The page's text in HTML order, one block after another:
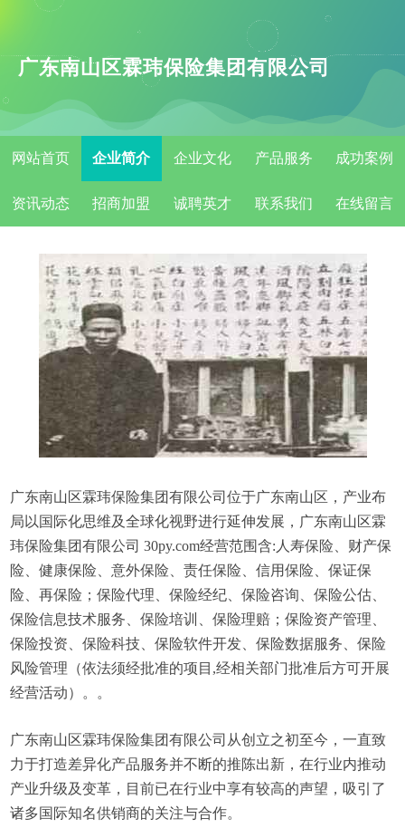
广东南山区霖玮保险集团有限公司
网站首页 企业简介 企业文化 产品服务 成功案例
资讯动态 招商加盟 诚聘英才 联系我们 在线留言
广东南山区霖玮保险集团有限公司位于广东南山区，产业布
局以国际化思维及全球化视野进行延伸发展，广东南山区霖
玮保险集团有限公司 30py.com经营范围含:人寿保险、财产保
险、健康保险、意外保险、责任保险、信用保险、保证保
险、再保险；保险代理、保险经纪、保险咨询、保险公估、
保险信息技术服务、保险培训、保险理赔；保险资产管理、
保险投资、保险科技、保险软件开发、保险数据服务、保险
风险管理（依法须经批准的项目,经相关部门批准后方可开展
经营活动）。。
广东南山区霖玮保险集团有限公司从创立之初至今，一直致
力于打造差异化产品服务并不断的推陈出新，在行业内推动
产业升级及变革，目前已在行业中享有较高的声望，吸引了
诸多国际知名供销商的关注与合作。